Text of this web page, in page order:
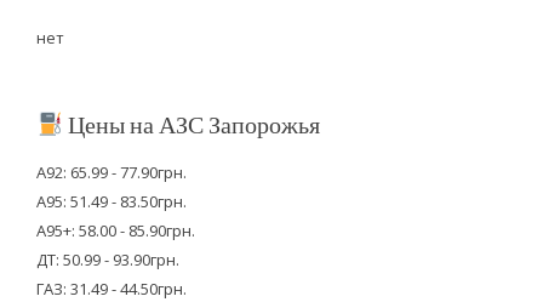
нет
Цены на АЗС Запорожья
А92: 65.99 - 77.90грн.
А95: 51.49 - 83.50грн.
А95+: 58.00 - 85.90грн.
ДТ: 50.99 - 93.90грн.
ГАЗ: 31.49 - 44.50грн.